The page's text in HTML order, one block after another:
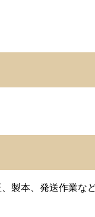
製本、発送作業な